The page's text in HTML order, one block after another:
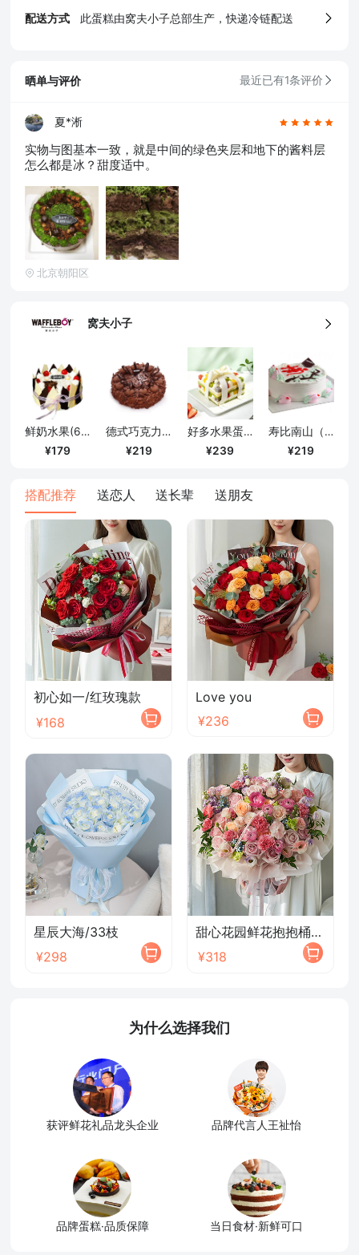
配送方式 此蛋糕由窝夫小子总部生产，快递冷链配送
5、食品生产许可证
确定
晒单与评价 最近已有1条评价
夏*淅
实物与图基本一致，就是中间的绿色夹层和地下的酱料层
怎么都是冰？甜度适中。
北京朝阳区
窝夫小子
鲜奶水果(6寸)
179
德式巧克力松露（6寸）
219
好多水果蛋糕/1000克
239
寿比南山（8寸）
219
搭配推荐 送恋人 送长辈 送朋友
初心如一/红玫瑰款
¥168
Love you
¥236
星辰大海/33枝
¥298
甜心花园鲜花抱抱桶/2026新款
¥318
为什么选择我们
获评鲜花礼品龙头企业 品牌代言人王祉怡
品牌蛋糕·品质保障 当日食材·新鲜可口